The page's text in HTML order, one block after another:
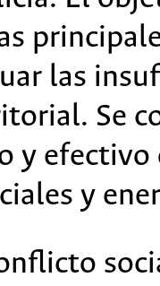
las
Se
y
y